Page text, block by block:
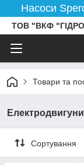
Насоси
ТОВ "ВКФ
Товари та
Сортування